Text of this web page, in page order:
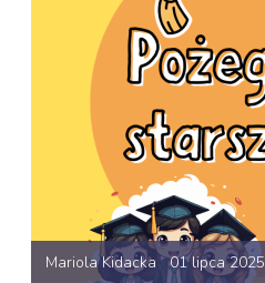
Mariola Kidacka 01 lipca 2025